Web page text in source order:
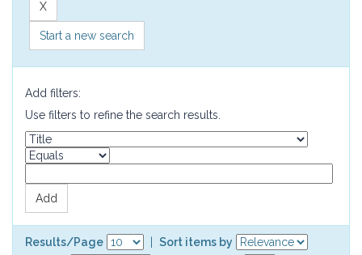
Start a new search
Add filters:
Use filters to refine the search results.
Results/Page
Sort items by